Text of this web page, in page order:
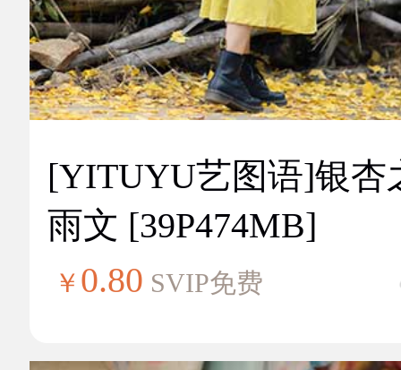
[YITUYU艺图语]银杏
雨文 [39P474MB]
￥ 0.80 SVIP免费